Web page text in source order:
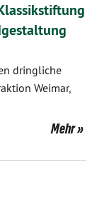
dringliche
Weimar,
Mehr